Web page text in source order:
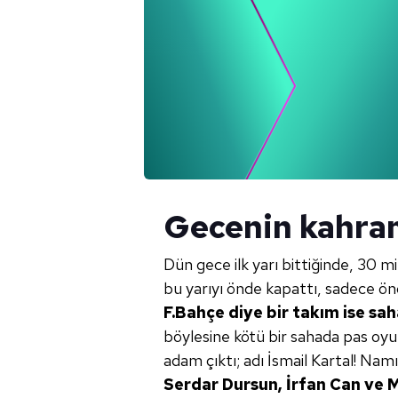
Gecenin
Dün gece ilk yarı bittiğinde, 30
bu yarıyı önde kapattı, sadece
F.Bahçe diye bir takım ise
böylesine kötü bir sahada pas
adam çıktı; adı İsmail Kartal!
Serdar Dursun, İrfan Can ve